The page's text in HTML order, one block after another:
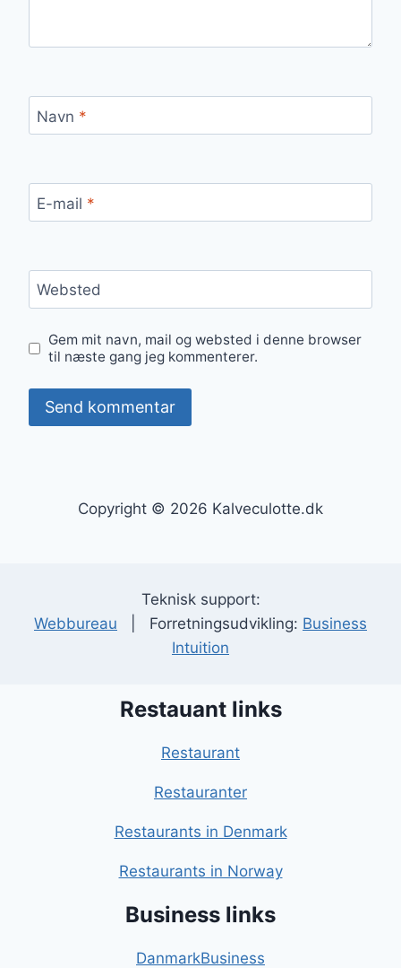
Navn *
E-mail *
Websted
Gem mit navn, mail og websted i denne browser
til næste gang jeg kommenterer.
Copyright © 2026 Kalveculotte.dk
Teknisk support:
Webbureau | Forretningsudvikling: Business
Intuition
Restauant links
Restaurant
Restauranter
Restaurants in Denmark
Restaurants in Norway
Business links
DanmarkBusiness